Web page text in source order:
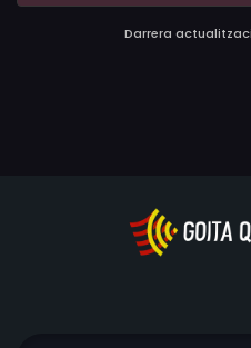
Darrera